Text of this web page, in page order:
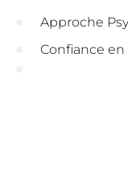
Approche
Confiance en